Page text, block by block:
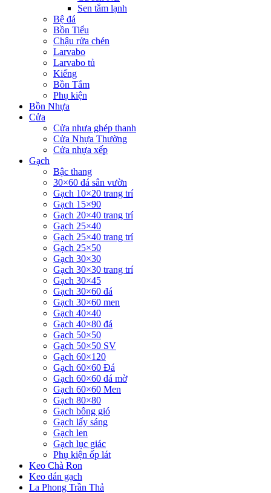
Sen tắm lạnh
Bệ đá
Bồn Tiểu
Chậu rửa chén
Larvabo
Larvabo tủ
Kiếng
Bồn Tắm
Phụ kiện
Bồn Nhựa
Cửa
Cửa nhưa ghép thanh
Cửa Nhựa Thường
Cửa nhựa xếp
Gạch
Bậc thang
30×60 đá sân vườn
Gạch 10×20 trang trí
Gạch 15×90
Gạch 20×40 trang trí
Gạch 25×40
Gạch 25×40 trang trí
Gạch 25×50
Gạch 30×30
Gạch 30×30 trang trí
Gạch 30×45
Gạch 30×60 đá
Gạch 30×60 men
Gạch 40×40
Gạch 40×80 đá
Gạch 50×50
Gạch 50×50 SV
Gạch 60×120
Gạch 60×60 Đá
Gạch 60×60 đá mờ
Gạch 60×60 Men
Gạch 80×80
Gạch bông gió
Gạch lấy sáng
Gạch len
Gạch lục giác
Phụ kiện ốp lát
Keo Chà Ron
Keo dán gạch
La Phong Trần Thả